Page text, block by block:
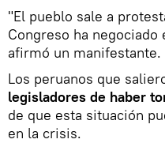
"El pueblo sale a
Congreso ha
afirmó un manifestante.
Los peruanos que
legisladores de haber
de que esta situación
en la crisis.